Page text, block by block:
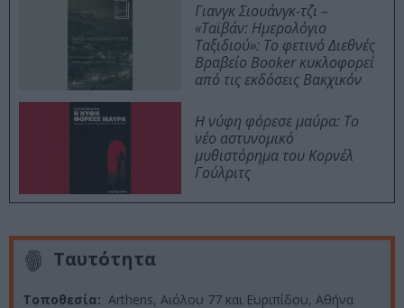
Γιανγκ Σιουάνγκ-τζι –
«Ταϊβάν: Ημερολόγιο
Ταξιδιού»: Το φετινό Διεθνές
Βραβείο Booker κυκλοφορεί
από τις εκδόσεις Βακχικόν
Η νύφη φόρεσε μαύρα: Το
νέο αστυνομικό
μυθιστόρημα του Κορνέλ
Γούλριτς
Ταυτότητα
Τοποθεσία: Arthens, Αιόλου 77 και Ευριπίδου, Αθήνα